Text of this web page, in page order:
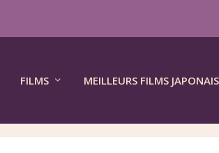
FILMS MEILLEURS FILMS JAPONAIS